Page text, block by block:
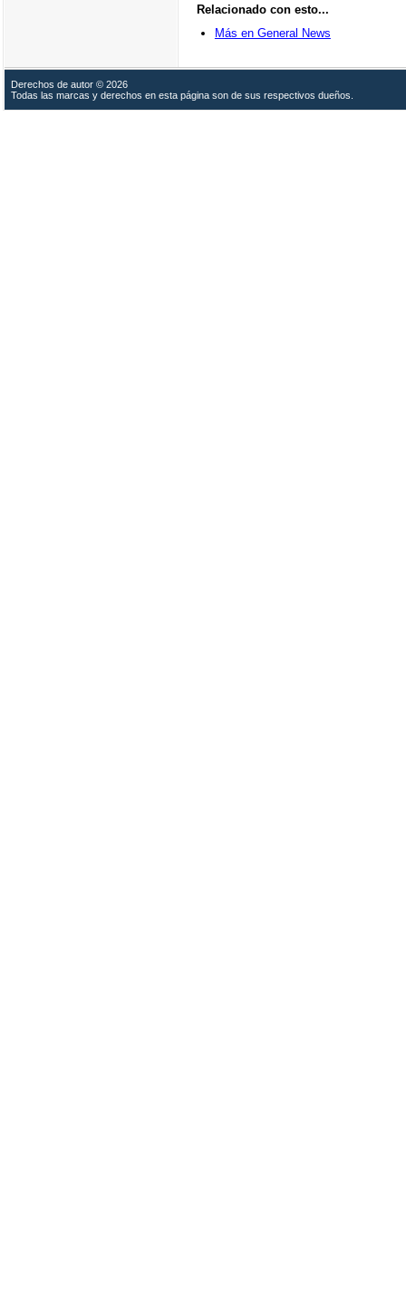
Relacionado con esto...
Más en General News
Derechos de autor © 2026
Todas las marcas y derechos en esta página son de sus respectivos dueños.